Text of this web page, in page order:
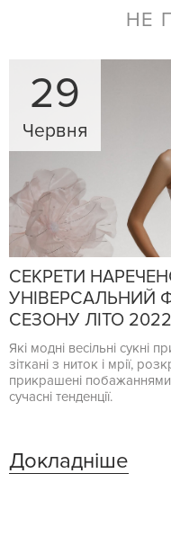
НЕ
29
Червня
СЕКРЕТИ
УНІВЕРСАЛЬНИЙ
СЕЗОНУ ЛІТО 2022
Які модні весільні сукні
зіткані з ниток і мрії,
прикрашені
сучасні тенденції.
Докладніше